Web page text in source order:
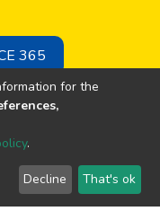
365
los derechos son
de El
for the
.
Decline That's ok